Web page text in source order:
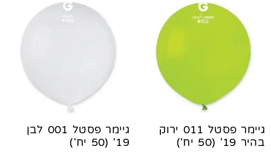
גיימר פסטל 011 ירוק
בהיר 19' (50 יח')
גיימר פסטל 001 לבן
19' (50 יח')